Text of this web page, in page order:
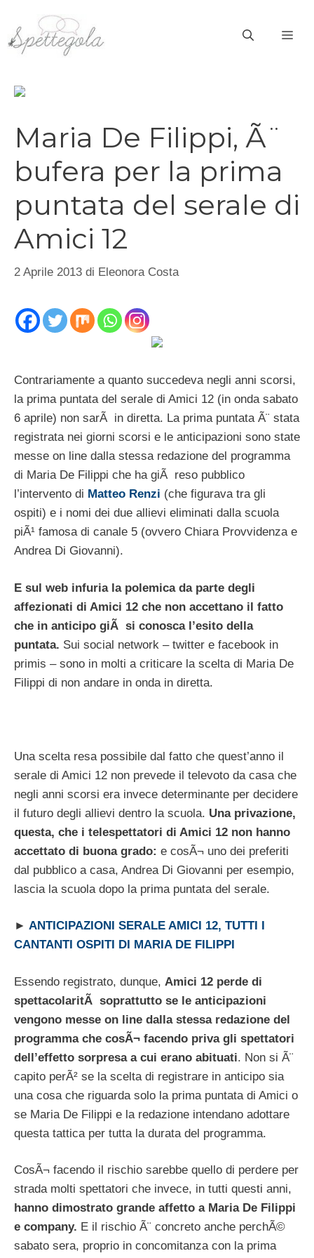
contenuto
Maria De Filippi, Ã¨
bufera per la prima
puntata del serale di
Amici 12
2 Aprile 2013 di Eleonora Costa
Contrariamente a quanto succedeva negli anni scorsi,
la prima puntata del serale di Amici 12 (in onda sabato
6 aprile) non sarÃ in diretta. La prima puntata Ã¨ stata
registrata nei giorni scorsi e le anticipazioni sono state
messe on line dalla stessa redazione del programma
di Maria De Filippi che ha giÃ reso pubblico
l’intervento di Matteo Renzi (che figurava tra gli
ospiti) e i nomi dei due allievi eliminati dalla scuola
piÃ¹ famosa di canale 5 (ovvero Chiara Provvidenza e
Andrea Di Giovanni).
E sul web infuria la polemica da parte degli
affezionati di Amici 12 che non accettano il fatto
che in anticipo giÃ si conosca l’esito della
puntata. Sui social network – twitter e facebook in
primis – sono in molti a criticare la scelta di Maria De
Filippi di non andare in onda in diretta.
Una scelta resa possibile dal fatto che quest’anno il
serale di Amici 12 non prevede il televoto da casa che
negli anni scorsi era invece determinante per decidere
il futuro degli allievi dentro la scuola. Una privazione,
questa, che i telespettatori di Amici 12 non hanno
accettato di buona grado: e cosÃ¬ uno dei preferiti
dal pubblico a casa, Andrea Di Giovanni per esempio,
lascia la scuola dopo la prima puntata del serale.
► ANTICIPAZIONI SERALE AMICI 12, TUTTI I
CANTANTI OSPITI DI MARIA DE FILIPPI
Essendo registrato, dunque, Amici 12 perde di
spettacolaritÃ soprattutto se le anticipazioni
vengono messe on line dalla stessa redazione del
programma che cosÃ¬ facendo priva gli spettatori
dell’effetto sorpresa a cui erano abituati. Non si Ã¨
capito perÃ² se la scelta di registrare in anticipo sia
una cosa che riguarda solo la prima puntata di Amici o
se Maria De Filippi e la redazione intendano adottare
questa tattica per tutta la durata del programma.
CosÃ¬ facendo il rischio sarebbe quello di perdere per
strada molti spettatori che invece, in tutti questi anni,
hanno dimostrato grande affetto a Maria De Filippi
e company. E il rischio Ã¨ concreto anche perchÃ©
sabato sera, proprio in concomitanza con la prima